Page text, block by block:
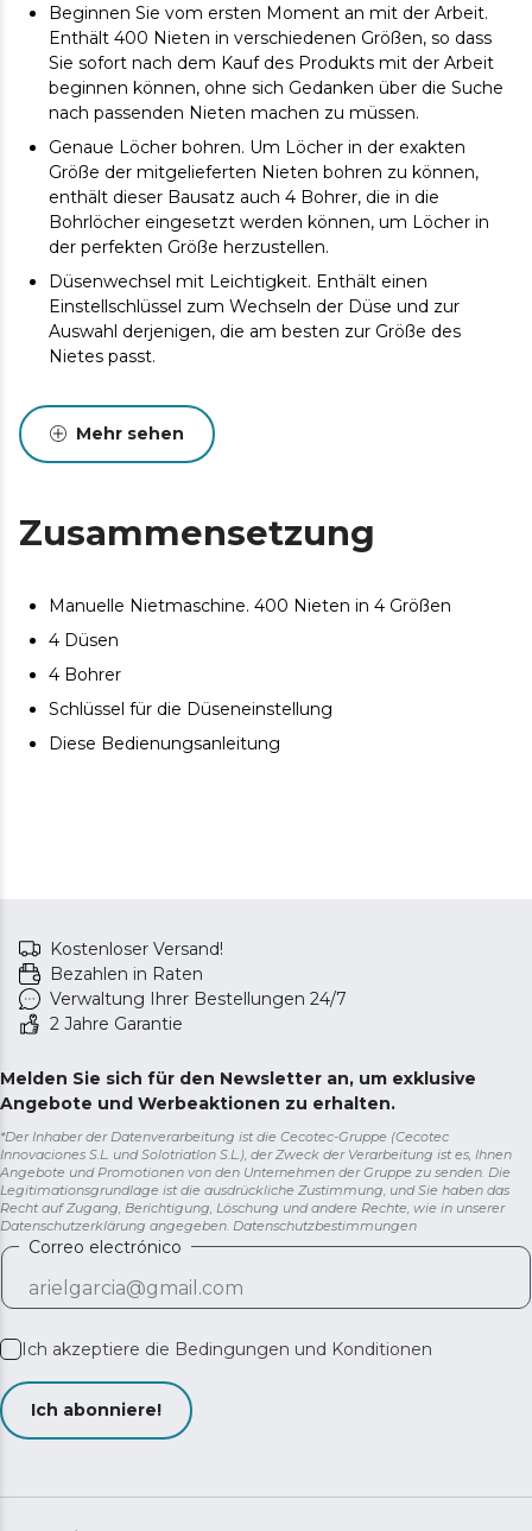
Beginnen Sie vom ersten Moment an mit der Arbeit.
Enthält 400 Nieten in verschiedenen Größen, so dass
Sie sofort nach dem Kauf des Produkts mit der Arbeit
beginnen können, ohne sich Gedanken über die Suche
nach passenden Nieten machen zu müssen.
Genaue Löcher bohren. Um Löcher in der exakten
Größe der mitgelieferten Nieten bohren zu können,
enthält dieser Bausatz auch 4 Bohrer, die in die
Bohrlöcher eingesetzt werden können, um Löcher in
der perfekten Größe herzustellen.
Düsenwechsel mit Leichtigkeit. Enthält einen
Einstellschlüssel zum Wechseln der Düse und zur
Auswahl derjenigen, die am besten zur Größe des
Nietes passt.
Mehr sehen
Zusammensetzung
Manuelle Nietmaschine. 400 Nieten in 4 Größen
4 Düsen
4 Bohrer
Schlüssel für die Düseneinstellung
Diese Bedienungsanleitung
Kostenloser Versand!
Bezahlen in Raten
Verwaltung Ihrer Bestellungen 24/7
2 Jahre Garantie
Melden Sie sich für den Newsletter an, um exklusive
Angebote und Werbeaktionen zu erhalten.
*Der Inhaber der Datenverarbeitung ist die Cecotec-Gruppe (Cecotec
Innovaciones S.L. und Solotriatlon S.L.), der Zweck der Verarbeitung ist es, Ihnen
Angebote und Promotionen von den Unternehmen der Gruppe zu senden. Die
Legitimationsgrundlage ist die ausdrückliche Zustimmung, und Sie haben das
Recht auf Zugang, Berichtigung, Löschung und andere Rechte, wie in unserer
Datenschutzerklärung angegeben. Datenschutzbestimmungen
Correo electrónico
Ich akzeptiere die Bedingungen und Konditionen
Ich abonniere!